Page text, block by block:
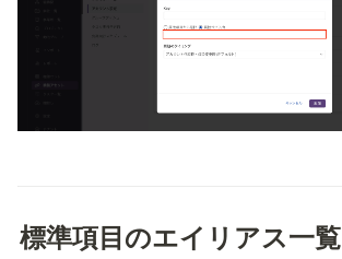
標準項目のエイリアス一覧